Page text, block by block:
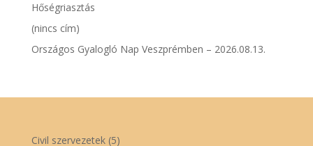
Hőségriasztás
(nincs cím)
Országos Gyalogló Nap Veszprémben – 2026.08.13.
Civil szervezetek(5)